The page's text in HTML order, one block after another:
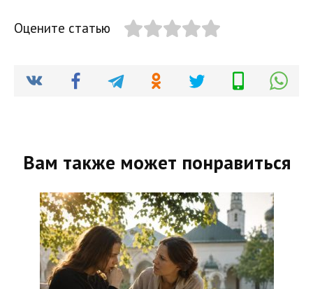
Оцените статью
Вам также может понравиться